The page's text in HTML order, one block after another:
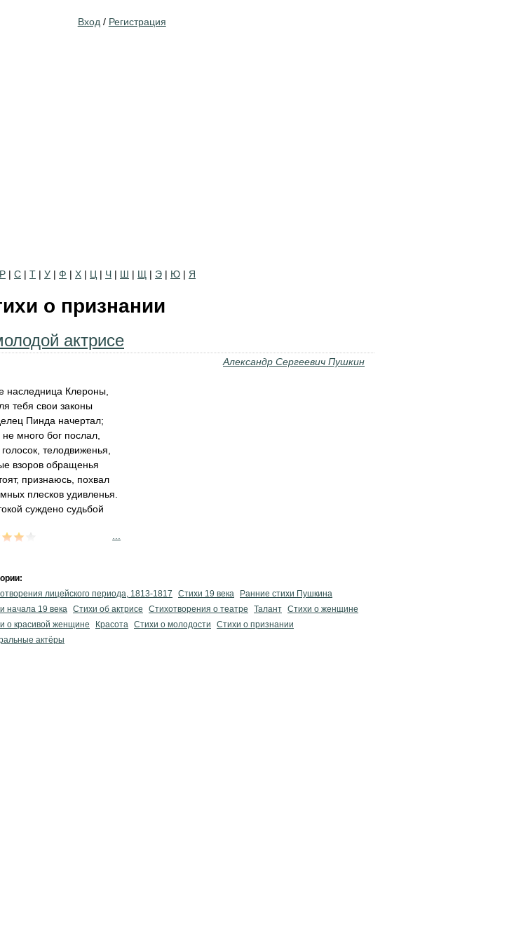
Вход / Регистрация
Р | С | Т | У | Ф | Х | Ц | Ч | Ш | Щ | Э | Ю | Я
о признании
актрисе
Александр Сергеевич Пушкин
наследница Клероны,
тебя свои законы
Пинда начертал;
много бог послал,
телодвиженья,
взоров обращенья
признаюсь, похвал
плесков удивленья.
суждено судьбой
лицейского периода, 1813-1817
Стихи 19 века
Ранние стихи Пушкина
начала 19 века Стихи об актрисе Стихотворения о театре Талант Стихи о женщине
о красивой женщине
Красота Стихи о молодости
Стихи о признании
актёры